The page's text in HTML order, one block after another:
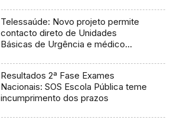
Telessaúde: Novo projeto permite
contacto direto de Unidades
Básicas de Urgência e médico
Resultados 2ª Fase Exames
Nacionais: SOS Escola Pública teme
incumprimento dos prazos